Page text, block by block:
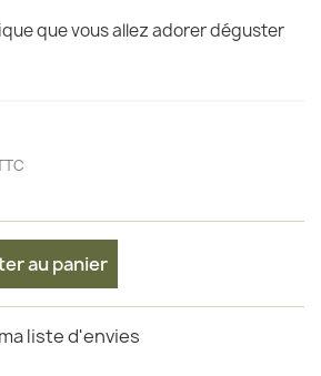
que vous allez adorer déguster
au panier
liste d'envies